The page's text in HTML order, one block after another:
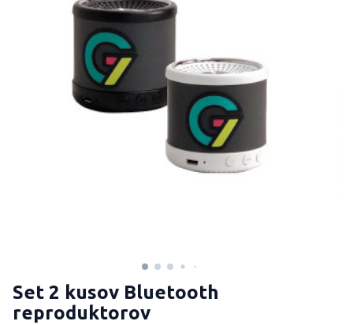
Set 2 kusov Bluetooth
reproduktorov